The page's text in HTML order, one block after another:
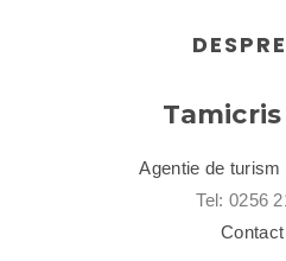
Agentie de turism
Tel: 0256